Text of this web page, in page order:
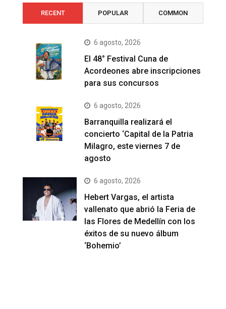
RECENT POPULAR COMMON
6 agosto, 2026
El 48° Festival Cuna de
Acordeones abre inscripciones
para sus concursos
6 agosto, 2026
Barranquilla realizará el
concierto ‘Capital de la Patria
Milagro, este viernes 7 de
agosto
6 agosto, 2026
Hebert Vargas, el artista
vallenato que abrió la Feria de
las Flores de Medellín con los
éxitos de su nuevo álbum
‘Bohemio’